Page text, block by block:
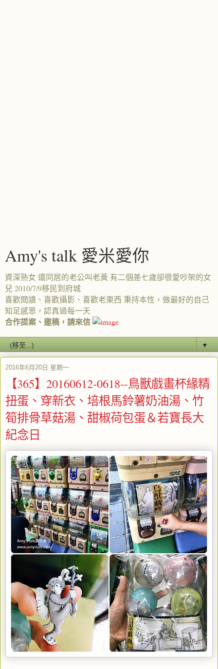
Amy's talk 愛米愛你
資深熟女 還同居的老公叫老黃 有二個差七歲卻很愛吵架的女
兒 2010/7/9移民到府城
喜歡閱讀、喜歡攝影、喜歡老東西 秉持本性，做最好的自己
知足感恩，認真過每一天
合作提案、邀稿，請來信
▼
2016年6月20日 星期一
【365】20160612-0618--鳥獸戲畫‬杯緣精‬
扭蛋、穿新衣、培根馬鈴薯奶油湯、竹
筍排骨草菇湯、甜椒荷包蛋＆若寶長大
紀念日